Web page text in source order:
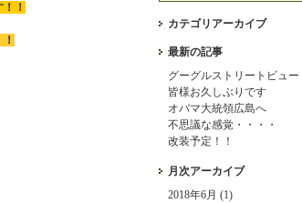
！
カテゴリアーカイブ
最新の記事
グーグルストリートビュー
皆様お久しぶりです
オバマ大統領広島へ
不思議な感覚・・・・
改装予定！！
月次アーカイブ
2018年6月 (1)